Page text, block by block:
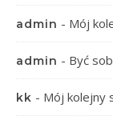
admin - Mój
admin - Być
kk - Mój kolejny